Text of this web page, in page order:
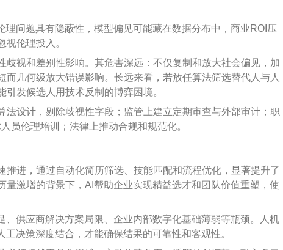
问题具有隐蔽性，模型偏见可能藏在数据分布中，商业ROI压
视伦理投入。
歧视和差别性影响。其危害深远：不仅复制和放大社会偏见，加
而几何级放大错误影响。长远来看，若放任算法筛选替代人与人
发候选人用技术反制的博弈困境。
法设计，剔除歧视性字段；监管上建立定期审查与外部审计；职
员伦理培训；法律上推动合规和规范化。
推进，通过自动化简历筛选、技能匹配和流程优化，显著提升了
量激增的背景下，AI帮助企业实现精益选才和团队价值重塑，使
、供应商解决方案局限、企业内部数字化基础薄弱等瓶颈。人机
决策深度结合，才能确保结果的可靠性和客观性。